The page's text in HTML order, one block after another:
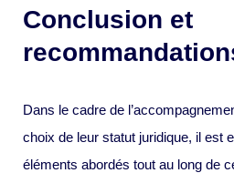
Conclusion et
Dans le cadre de
choix de leur statut juridique, il est
éléments abordés tout au long de